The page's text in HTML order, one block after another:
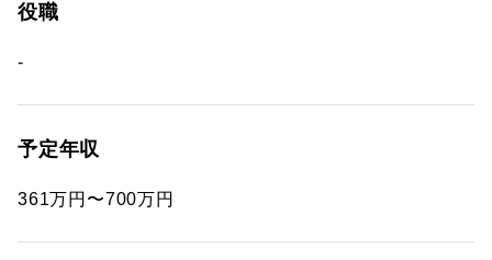
役職
-
予定年収
361万円〜700万円